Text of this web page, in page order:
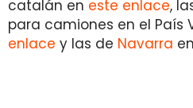
catalán en este enlace,
para camiones en el País
enlace y las de Navarra